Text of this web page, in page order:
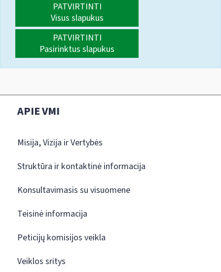
PATVIRTINTI
Visus slapukus
PATVIRTINTI
Pasirinktus slapukus
APIE VMI
Misija, Vizija ir Vertybės
Struktūra ir kontaktinė informacija
Konsultavimasis su visuomene
Teisinė informacija
Peticijų komisijos veikla
Veiklos sritys